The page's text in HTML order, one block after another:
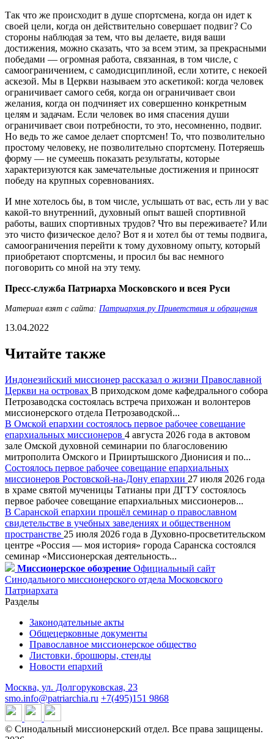
Так что же происходит в душе спортсмена, когда он идет к
своей цели, когда он действительно совершает подвиг? Со
стороны наблюдая за тем, что вы делаете, видя ваши
достижения, можно сказать, что за всем этим, за прекрасными
победами — огромная работа, связанная, в том числе, с
самоограничением, с самодисциплиной, если хотите, с некоей
аскезой. Мы в Церкви называем это аскетикой: когда человек
ограничивает самого себя, когда он ограничивает свои
желания, когда он подчиняет их совершенно конкретным
целям и задачам. Если человек во имя спасения души
ограничивает свои потребности, то это, несомненно, подвиг.
Но ведь то же самое делает спортсмен! То, что позволительно
простому человеку, не позволительно спортсмену. Потеряешь
форму — не сумеешь показать результаты, которые
характеризуются как замечательные достижения и приносят
победу на крупных соревнованиях.
И мне хотелось бы, в том числе, услышать от вас, есть ли у вас
какой-то внутренний, духовный опыт вашей спортивной
работы, ваших спортивных трудов? Что вы переживаете? Или
это чисто физическое дело? Вот я и хотел бы от темы подвига,
самоограничения перейти к тому духовному опыту, который
приобретают спортсмены, и просил бы вас немного
поговорить со мной на эту тему.
Пресс-служба Патриарха Московского и всея Руси
Материал взят с сайта: Патриархия.ру Приветствия и обращения
13.04.2022
Читайте также
Индонезийский миссионер рассказал о жизни Православной
Церкви на островах В приходском доме кафедрального собора
Петрозаводска состоялась встреча прихожан и волонтеров
миссионерского отдела Петрозаводской...
В Омской епархии состоялось первое рабочее совещание
епархиальных миссионеров 4 августа 2026 года в актовом
зале Омской духовной семинарии по благословению
митрополита Омского и Прииртышского Дионисия и по...
Состоялось первое рабочее совещание епархиальных
миссионеров Ростовской-на-Дону епархии 27 июля 2026 года
в храме святой мученицы Татианы при ДГТУ состоялось
первое рабочее совещание епархиальных миссионеров...
В Саранской епархии прошёл семинар о православном
свидетельстве в учебных заведениях и общественном
пространстве 25 июля 2026 года в Духовно-просветительском
центре «Россия — моя история» города Саранска состоялся
семинар «Миссионерская деятельность...
Миссионерское обозрение Официальный сайт
Синодального миссионерского отдела Московского
Патриархата
Разделы
Законодательные акты
Общецерковные документы
Православное миссионерское общество
Листовки, брошюры, стенды
Новости епархий
Москва, ул. Долгоруковская, 23
smo.info@patriarchia.ru +7(495)151 9868
© Синодальный миссионерский отдел. Все права защищены.